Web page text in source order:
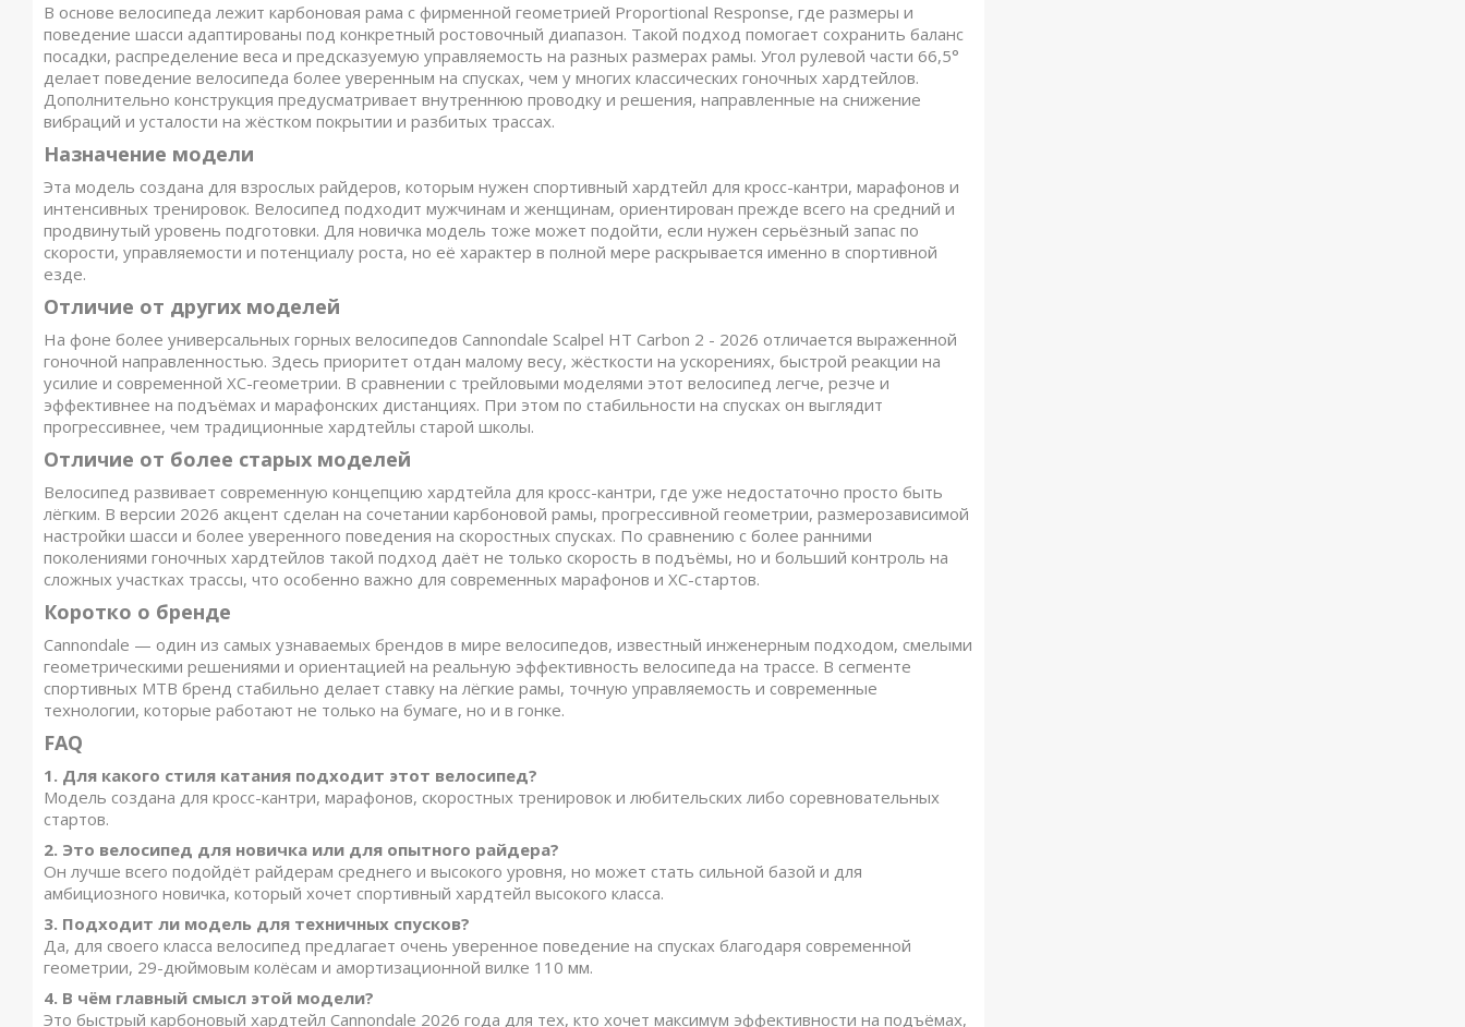
В основе велосипеда лежит карбоновая рама с фирменной геометрией Proportional Response, где размеры и
поведение шасси адаптированы под конкретный ростовочный диапазон. Такой подход помогает сохранить баланс
посадки, распределение веса и предсказуемую управляемость на разных размерах рамы. Угол рулевой части 66,5°
делает поведение велосипеда более уверенным на спусках, чем у многих классических гоночных хардтейлов.
Дополнительно конструкция предусматривает внутреннюю проводку и решения, направленные на снижение
вибраций и усталости на жёстком покрытии и разбитых трассах.
Назначение модели
Эта модель создана для взрослых райдеров, которым нужен спортивный хардтейл для кросс-кантри, марафонов и
интенсивных тренировок. Велосипед подходит мужчинам и женщинам, ориентирован прежде всего на средний и
продвинутый уровень подготовки. Для новичка модель тоже может подойти, если нужен серьёзный запас по
скорости, управляемости и потенциалу роста, но её характер в полной мере раскрывается именно в спортивной
езде.
Отличие от других моделей
На фоне более универсальных горных велосипедов Cannondale Scalpel HT Carbon 2 - 2026 отличается выраженной
гоночной направленностью. Здесь приоритет отдан малому весу, жёсткости на ускорениях, быстрой реакции на
усилие и современной XC-геометрии. В сравнении с трейловыми моделями этот велосипед легче, резче и
эффективнее на подъёмах и марафонских дистанциях. При этом по стабильности на спусках он выглядит
прогрессивнее, чем традиционные хардтейлы старой школы.
Отличие от более старых моделей
Велосипед развивает современную концепцию хардтейла для кросс-кантри, где уже недостаточно просто быть
лёгким. В версии 2026 акцент сделан на сочетании карбоновой рамы, прогрессивной геометрии, размерозависимой
настройки шасси и более уверенного поведения на скоростных спусках. По сравнению с более ранними
поколениями гоночных хардтейлов такой подход даёт не только скорость в подъёмы, но и больший контроль на
сложных участках трассы, что особенно важно для современных марафонов и XC-стартов.
Коротко о бренде
Cannondale — один из самых узнаваемых брендов в мире велосипедов, известный инженерным подходом, смелыми
геометрическими решениями и ориентацией на реальную эффективность велосипеда на трассе. В сегменте
спортивных MTB бренд стабильно делает ставку на лёгкие рамы, точную управляемость и современные
технологии, которые работают не только на бумаге, но и в гонке.
FAQ
1. Для какого стиля катания подходит этот велосипед?
Модель создана для кросс-кантри, марафонов, скоростных тренировок и любительских либо соревновательных
стартов.
2. Это велосипед для новичка или для опытного райдера?
Он лучше всего подойдёт райдерам среднего и высокого уровня, но может стать сильной базой и для
амбициозного новичка, который хочет спортивный хардтейл высокого класса.
3. Подходит ли модель для техничных спусков?
Да, для своего класса велосипед предлагает очень уверенное поведение на спусках благодаря современной
геометрии, 29-дюймовым колёсам и амортизационной вилке 110 мм.
4. В чём главный смысл этой модели?
Это быстрый карбоновый хардтейл Cannondale 2026 года для тех, кто хочет максимум эффективности на подъёмах,